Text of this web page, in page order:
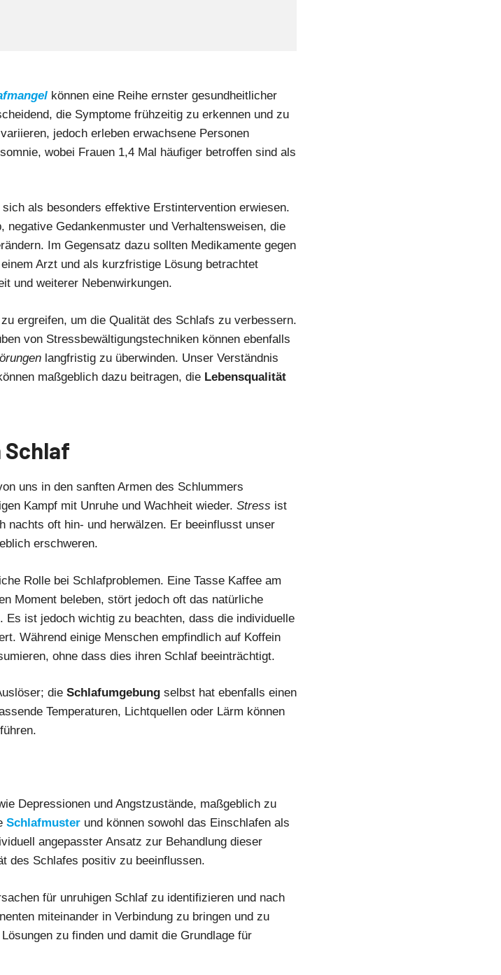
können eine Reihe ernster gesundheitlicher
die Symptome frühzeitig zu erkennen und zu
jedoch erleben erwachsene Personen
wobei Frauen 1,4 Mal häufiger betroffen sind als
sich als besonders effektive Erstintervention erwiesen.
Gedankenmuster und Verhaltensweisen, die
Im Gegensatz dazu sollten Medikamente gegen
Arzt und als kurzfristige Lösung betrachtet
und weiterer Nebenwirkungen.
ergreifen, um die Qualität des Schlafs zu verbessern.
von Stressbewältigungstechniken können ebenfalls
langfristig zu überwinden. Unser Verständnis
maßgeblich dazu beitragen, die Lebensqualität
Schlaf
uns in den sanften Armen des Schlummers
Kampf mit Unruhe und Wachheit wieder. Stress ist
nachts oft hin- und herwälzen. Er beeinflusst unser
erschweren.
Rolle bei Schlafproblemen. Eine Tasse Kaffee am
Moment beleben, stört jedoch oft das natürliche
ist jedoch wichtig zu beachten, dass die individuelle
Während einige Menschen empfindlich auf Koffein
ohne dass dies ihren Schlaf beeinträchtigt.
die Schlafumgebung selbst hat ebenfalls einen
Temperaturen, Lichtquellen oder Lärm können
Depressionen und Angstzustände, maßgeblich zu
Schlafmuster und können sowohl das Einschlafen als
angepasster Ansatz zur Behandlung dieser
des Schlafes positiv zu beeinflussen.
für unruhigen Schlaf zu identifizieren und nach
miteinander in Verbindung zu bringen und zu
zu finden und damit die Grundlage für